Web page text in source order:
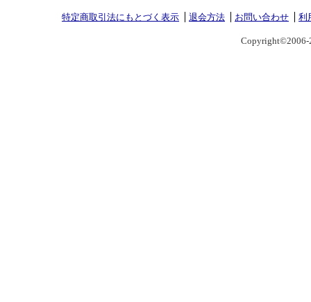
特定商取引法にもとづく表示 退会方法 お問い合わせ 利
Copyright©2006-